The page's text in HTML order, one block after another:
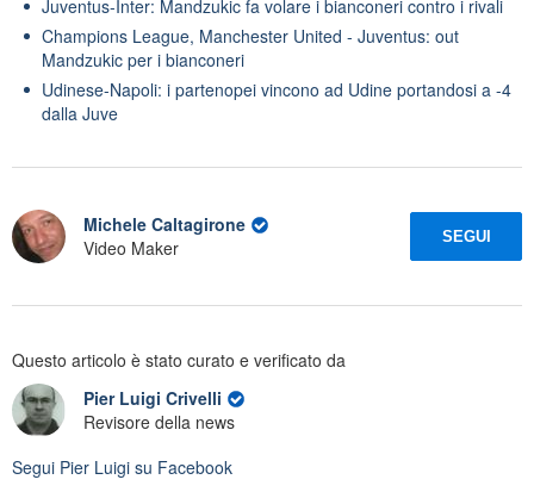
Juventus-Inter: Mandzukic fa volare i bianconeri contro i rivali
Champions League, Manchester United - Juventus: out
Mandzukic per i bianconeri
Udinese-Napoli: i partenopei vincono ad Udine portandosi a -4
dalla Juve
Michele Caltagirone
Video Maker
SEGUI
Questo articolo è stato curato e verificato da
Pier Luigi Crivelli
Revisore della news
Segui Pier Luigi su Facebook